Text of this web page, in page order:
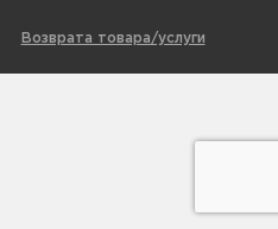
Возврата товара/услуги